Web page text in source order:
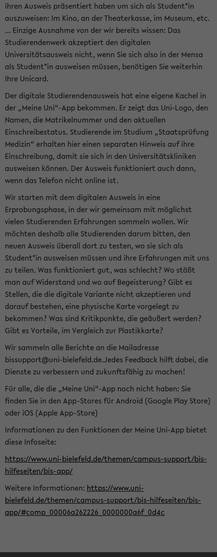
ihren Ausweis präsentiert haben um sich als Student*in
auszuweisen: Im Kino, an der Theaterkasse, im Museum, etc.
... Einzige Ausnahme von der wir bereits wissen: Das
Studierendenwerk akzeptiert den digitalen
Universitätsausweis nicht, wenn Sie sich also in der Mensa
als Student*in ausweisen müssen, benötigen Sie weiterhin
Ihre Unicard.
Der digitale Studierendenausweis hat eine eigene Kachel in
der „Meine Uni“-App bekommen. Er zeigt das Uni-Logo, den
Namen, die Matrikelnummer und den aktuellen
Einschreibestatus. Studierende im Studium „Staatsprüfung
Medizin“ erhalten hier einen separaten Hinweis auf ihre
Einschreibung, damit sie sich in den Universitätskliniken
ausweisen können. Der Ausweis funktioniert auch dann,
wenn das Telefon nicht online ist.
Wir starten mit dem digitalen Ausweis in eine
Erprobungsphase, in der wir gemeinsam mit möglichst
vielen Studierenden Erfahrungen sammeln wollen. Wir
möchten deshalb alle Studierenden darum bitten, den
neuen Ausweis überall dort zu testen, wo sie sich als
Student*in ausweisen müssen und ihre Erfahrungen mit uns
zu teilen. Was funktioniert gut, was schlecht? Wo stößt
man auf Widerstand und wo auf Begeisterung? Gibt es
Stellen, die die digitale Variante nicht akzeptieren und
darauf bestehen, eine physische Karte vorgelegt zu
bekommen? Was sind Kritikpunkte, die geäußert werden?
Gibt es Vorteile, im Vergleich zur Plastikkarte?
Wir sammeln alle Berichte an die Mailadresse
bissupport@uni-bielefeld.de.Jedes Feedback hilft dabei, die
Dienste zu verbessern und zukunftsfähig zu machen!
Für alle, die die „Meine Uni“-App noch nicht haben: Sie
finden Sie in den App-Stores für Android (Google Play Store)
oder iOS (Apple App-Store)
Informationen zu den Funktionen der Meine Uni-App bietet
diese Infoseite:
https://www.uni-bielefeld.de/themen/campus-support/bis-
hilfeseiten/bis-app/
Weitere Informationen: https://www.uni-
bielefeld.de/themen/campus-support/bis-hilfeseiten/bis-
app/#comp_00006a262226_0000000a6f_0d4c